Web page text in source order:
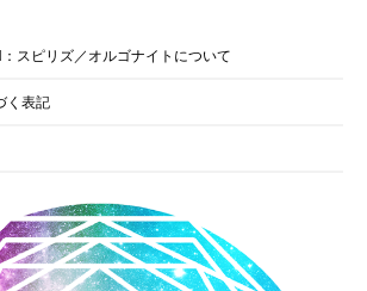
スピリズ／オルゴナイトについて
く表記